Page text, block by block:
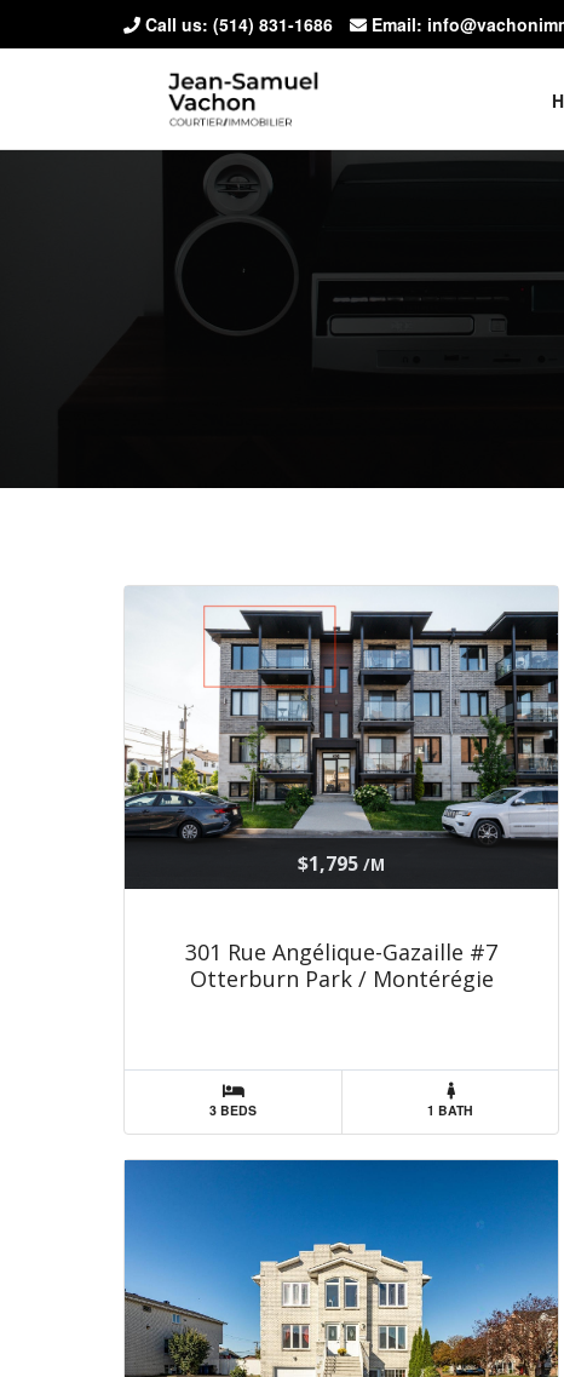
Call us: (514) 831-1686 Email:
$1,795 /M
301 Rue Angélique-Gazaille #7
Otterburn Park / Montérégie
3 BEDS 1 BATH